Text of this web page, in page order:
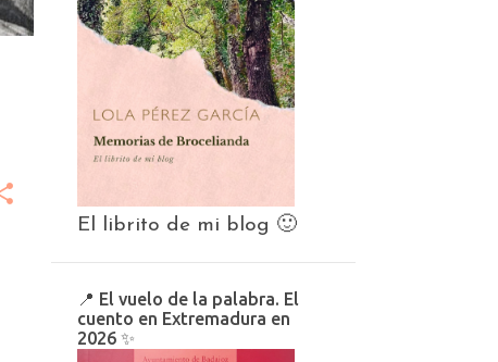
El librito de mi blog 🙂
📍 El vuelo de la palabra. El
cuento en Extremadura en
2026 ✨️